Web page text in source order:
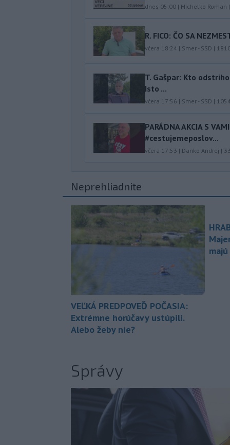
dnes 05:00 | Michelko Roman |
R. FICO: ČO SA
včera 18:24 | Smer - SSD |
T. Gašpar: Kto
Isto ...
včera 17:56 | Smer - SSD |
PARÁDNA AKCIA S
#cestujemeposlov...
včera 17:53 | Danko Andrej |
Neprehliadnite
VEĽKÁ PREDPOVEĎ POČASIA:
Extrémne horúčavy ustúpili.
Alebo žeby nie?
Správy